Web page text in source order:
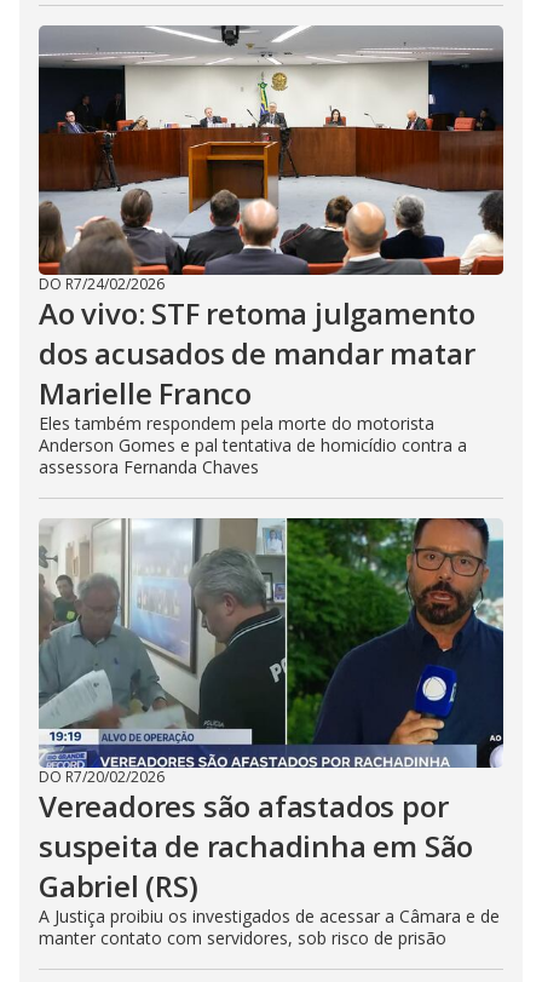
DO R7/24/02/2026
Ao vivo: STF retoma julgamento
dos acusados de mandar matar
Marielle Franco
Eles também respondem pela morte do motorista
Anderson Gomes e pal tentativa de homicídio contra a
assessora Fernanda Chaves
DO R7/20/02/2026
Vereadores são afastados por
suspeita de rachadinha em São
Gabriel (RS)
A Justiça proibiu os investigados de acessar a Câmara e de
manter contato com servidores, sob risco de prisão